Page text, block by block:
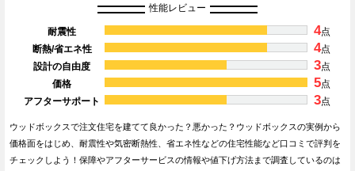
性能レビュー
耐震性 4点
断熱/省エネ性
4点
設計の自由度
3点
価格
5点
アフターサポート
3点
ウッドボックスで注文住宅を建てて良かった？悪かった？ウッドボックスの実例から
価格面をはじめ、耐震性や気密断熱性、省エネ性などの住宅性能など口コミで評判を
チェックしよう！保障やアフターサービスの情報や値下げ方法まで調査しているのは